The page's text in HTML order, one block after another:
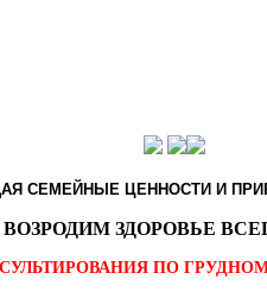
СЕМЕЙНЫЕ ЦЕННОСТИ И
ЗДОРОВЬЕ
ПО